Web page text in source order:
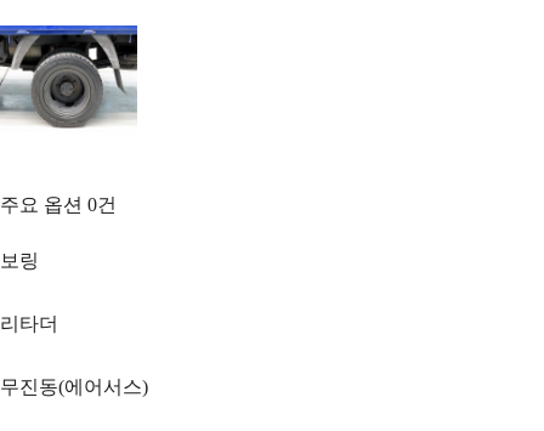
주요 옵션 0건
보링
리타더
무진동(에어서스)